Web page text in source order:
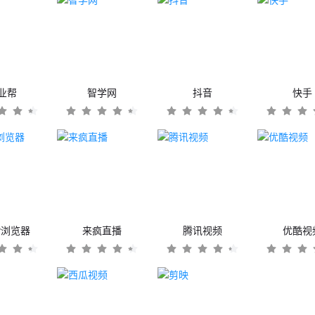
帮 智学网 抖音 快手
览器 来疯直播 腾讯视频 优酷视